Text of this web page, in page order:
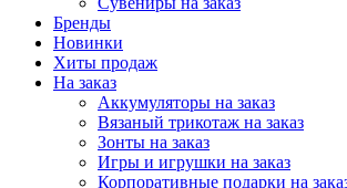
Бренды
Новинки
Хиты продаж
На заказ
Аккумуляторы на заказ
Вязаный трикотаж на заказ
Зонты на заказ
Игры и игрушки на заказ
Корпоративные подарки на